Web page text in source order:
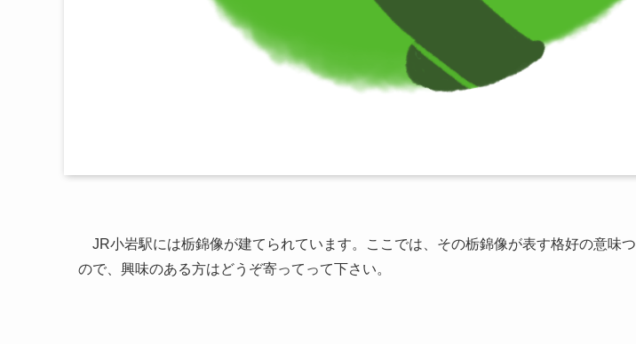
JR小岩駅には栃錦像が建てられています。ここでは、その栃錦像が表す格好の意味
ので、興味のある方はどうぞ寄ってって下さい。